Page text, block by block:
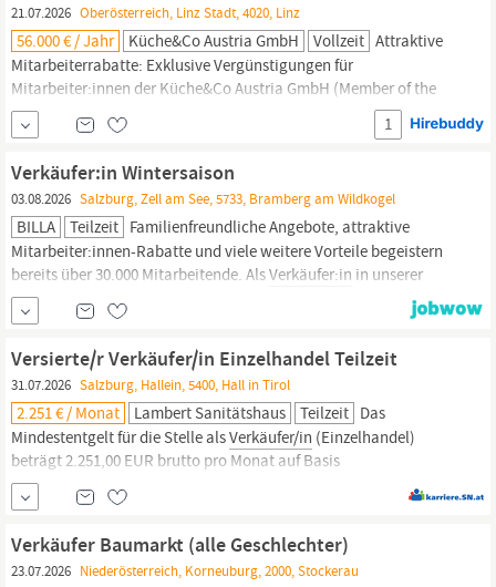
21.07.2026 Oberösterreich, Linz Stadt, 4020, Linz
56.000 € / Jahr Küche&Co Austria GmbH Vollzeit Attraktive
Mitarbeiterrabatte: Exklusive Vergünstigungen für
Mitarbeiter:innen der Küche&Co Austria GmbH (Member of the
Otto Group). Was uns überzeugt Du hast;einschlägige
Berufserfahrung als
im Küchenfachhandel und in der
hast gute Warenkenntnisse im Möbel- und Gerätebereich Du...
1
Verkäufer:in Wintersaison
03.08.2026 Salzburg, Zell am See, 5733, Bramberg am Wildkogel
BILLA Teilzeit Familienfreundliche Angebote, attraktive
Mitarbeiter:innen-Rabatte und viele weitere Vorteile begeistern
bereits über 30.000 Mitarbeitende. AlsVerkäufer:in in unserer
Saisonfiliale sind Sie von 01. Dezember bis 30. April mit Herz und
Motivation für unsere Kund:innen im Einsatz. Dabei richten wir
uns auch explizit an Berufsein- und umsteiger:innen,...
Versierte/r Verkäufer/in Einzelhandel Teilzeit
31.07.2026 Salzburg, Hallein, 5400, Hall in Tirol
2.251 € / Monat Lambert Sanitätshaus Teilzeit Das
Mindestentgelt für die Stelle alsVerkäufer/in (Einzelhandel)
beträgt 2.251,00 EUR brutto pro Monat auf Basis
Vollzeitbeschäftigung (38,5 h Stundenwoche). Bereitschaft zur
Überzahlung, die tatsächliche Entlohnung erfolgt je nach
für diese Stelle interessieren, schicken Sie uns bitte Ihre
Verkäufer Baumarkt (alle Geschlechter)
23.07.2026 Niederösterreich, Korneuburg, 2000, Stockerau